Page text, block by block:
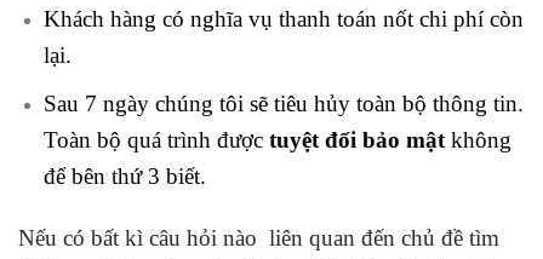
Khách hàng có nghĩa vụ thanh toán nốt chi phí còn
lại.
Sau 7 ngày chúng tôi sẽ tiêu hủy toàn bộ thông tin.
Toàn bộ quá trình được tuyệt đối bảo mậtkhông
để bên thứ 3 biết.
Nếu có bất kì câu hỏi nào liên quan đến chủ đề tìm